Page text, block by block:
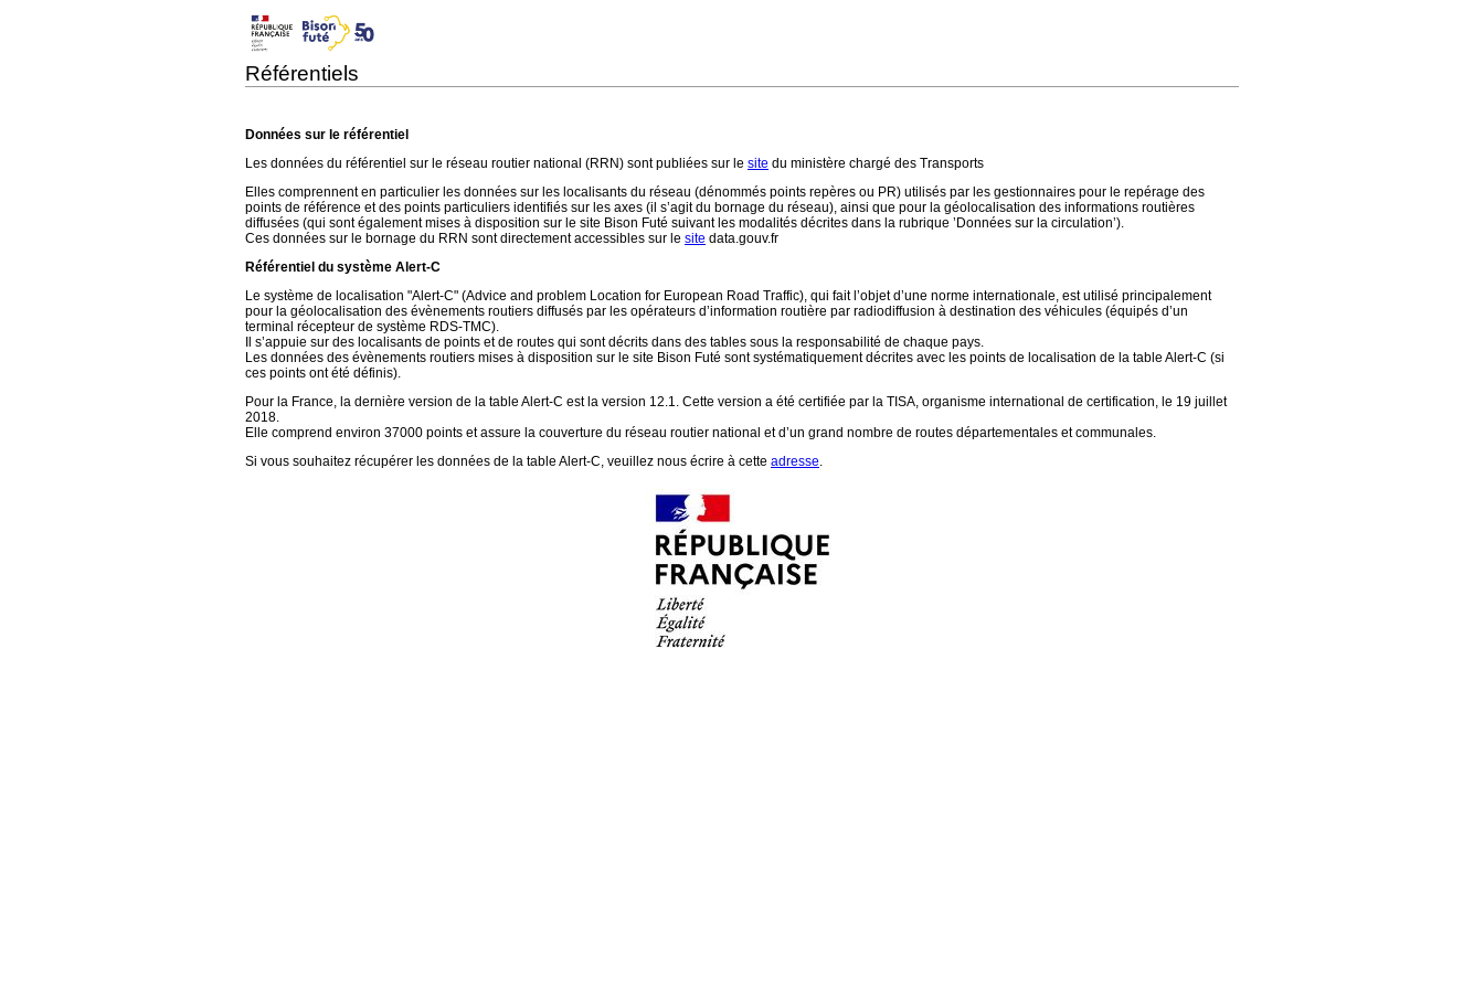
Référentiels
Données sur le référentiel
Les données du référentiel sur le réseau routier national (RRN) sont publiées sur le site du ministère chargé des Transports
Elles comprennent en particulier les données sur les localisants du réseau (dénommés points repères ou PR) utilisés par les gestionnaires pour le repérage des
points de référence et des points particuliers identifiés sur les axes (il s’agit du bornage du réseau), ainsi que pour la géolocalisation des informations routières
diffusées (qui sont également mises à disposition sur le site Bison Futé suivant les modalités décrites dans la rubrique ’Données sur la circulation’).
Ces données sur le bornage du RRN sont directement accessibles sur le site data.gouv.fr
Référentiel du système Alert-C
Le système de localisation "Alert-C" (Advice and problem Location for European Road Traffic), qui fait l’objet d’une norme internationale, est utilisé principalement
pour la géolocalisation des évènements routiers diffusés par les opérateurs d’information routière par radiodiffusion à destination des véhicules (équipés d’un
terminal récepteur de système RDS-TMC).
Il s’appuie sur des localisants de points et de routes qui sont décrits dans des tables sous la responsabilité de chaque pays.
Les données des évènements routiers mises à disposition sur le site Bison Futé sont systématiquement décrites avec les points de localisation de la table Alert-C (si
ces points ont été définis).
Pour la France, la dernière version de la table Alert-C est la version 12.1. Cette version a été certifiée par la TISA, organisme international de certification, le 19 juillet
2018.
Elle comprend environ 37000 points et assure la couverture du réseau routier national et d’un grand nombre de routes départementales et communales.
Si vous souhaitez récupérer les données de la table Alert-C, veuillez nous écrire à cette adresse.